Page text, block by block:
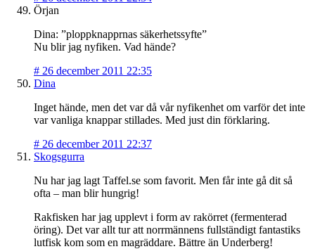
Örjan
Dina: ”ploppknapprnas säkerhetssyfte”
Nu blir jag nyfiken. Vad hände?
# 26 december 2011 22:35
Dina
Inget hände, men det var då vår nyfikenhet om varför det inte
var vanliga knappar stillades. Med just din förklaring.
# 26 december 2011 22:37
Skogsgurra
Nu har jag lagt Taffel.se som favorit. Men får inte gå dit så
ofta – man blir hungrig!
Rakfisken har jag upplevt i form av rakörret (fermenterad
öring). Det var allt tur att norrmännens fullständigt fantastiks
lutfisk kom som en magräddare. Bättre än Underberg!